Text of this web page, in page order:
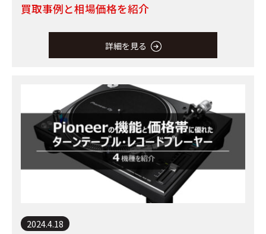
買取事例と相場価格を紹介
詳細を見る
2024.4.18